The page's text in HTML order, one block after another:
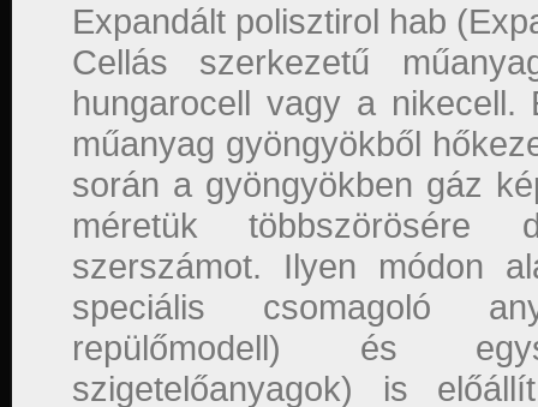
Expandált polisztirol hab
Cellás szerkezetű
hungarocell vagy a nikecell.
műanyag gyöngyökből
során a gyöngyökben gáz
méretük többszörösére
szerszámot. Ilyen módon
speciális csomagoló
repülőmodell) és
szigetelőanyagok) is